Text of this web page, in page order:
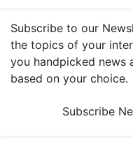
Subscribe to our
the topics of your
you handpicked news
based on your choice.
Subscribe